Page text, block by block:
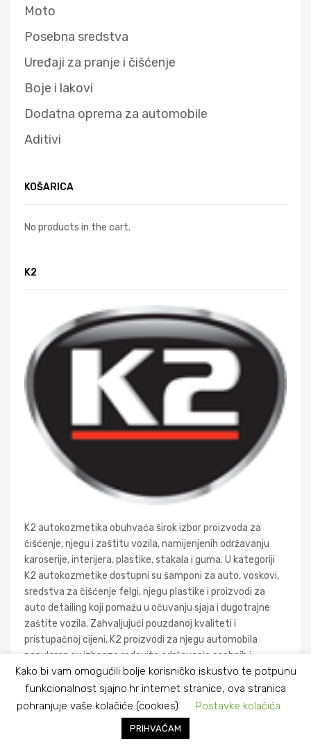
Moto
Posebna sredstva
Uređaji za pranje i čišćenje
Boje i lakovi
Dodatna oprema za automobile
Aditivi
KOŠARICA
No products in the cart.
K2
K2 autokozmetika obuhvaća širok izbor proizvoda za
čišćenje, njegu i zaštitu vozila, namijenjenih održavanju
karoserije, interijera, plastike, stakala i guma. U kategoriji
K2 autokozmetike dostupni su šamponi za auto, voskovi,
sredstva za čišćenje felgi, njegu plastike i proizvodi za
auto detailing koji pomažu u očuvanju sjaja i dugotrajne
zaštite vozila. Zahvaljujući pouzdanoj kvaliteti i
pristupačnoj cijeni, K2 proizvodi za njegu automobila
popularan su izbor za redovito održavanje osobnih i
profesionalnih vozila.
Kako bi vam omogućili bolje korisničko iskustvo te potpunu
funkcionalnost sjajno.hr internet stranice, ova stranica
pohranjuje vaše kolačiće (cookies)
Postavke kolačića
PRIHVAĆAM